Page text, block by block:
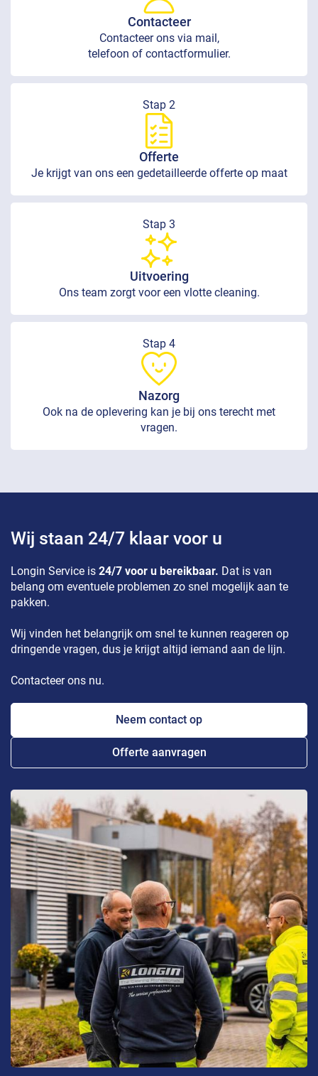
Contacteer
Contacteer ons via mail,
telefoon of contactformulier.
Stap 2
Offerte
Je krijgt van ons een gedetailleerde offerte op maat
Stap 3
Uitvoering
Ons team zorgt voor een vlotte cleaning.
Stap 4
Nazorg
Ook na de oplevering kan je bij ons terecht met
vragen.
Wij staan 24/7 klaar voor u
Longin Service is 24/7 voor u bereikbaar. Dat is van
belang om eventuele problemen zo snel mogelijk aan te
pakken.
Wij vinden het belangrijk om snel te kunnen reageren op
dringende vragen, dus je krijgt altijd iemand aan de lijn.
Contacteer ons nu.
Neem contact op
Offerte aanvragen